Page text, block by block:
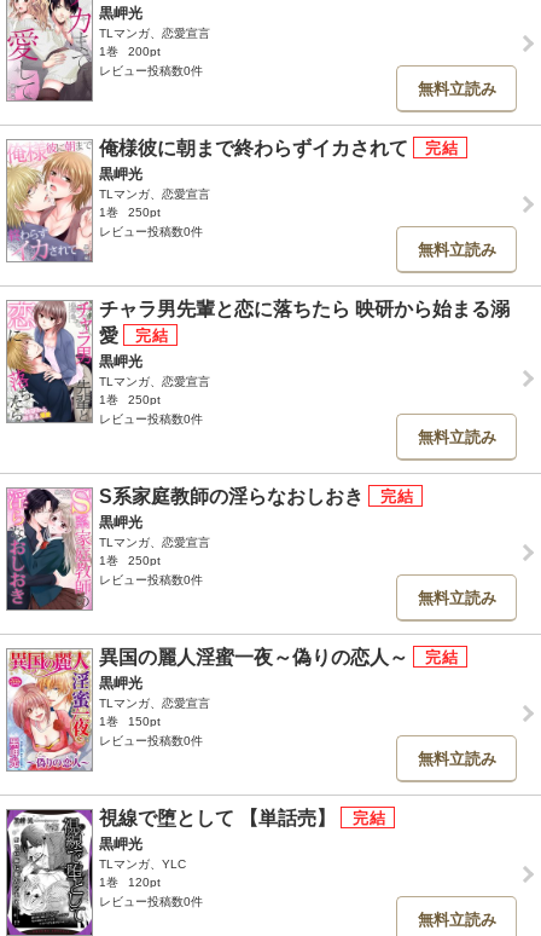
黒岬光
TLマンガ、恋愛宣言
1巻
200pt
レビュー投稿数0件
無料立読み
俺様彼に朝まで終わらずイカされて
黒岬光
TLマンガ、恋愛宣言
1巻
250pt
レビュー投稿数0件
無料立読み
チャラ男先輩と恋に落ちたら 映研から始まる溺
愛
黒岬光
TLマンガ、恋愛宣言
1巻
250pt
レビュー投稿数0件
無料立読み
S系家庭教師の淫らなおしおき
黒岬光
TLマンガ、恋愛宣言
1巻
250pt
レビュー投稿数0件
無料立読み
異国の麗人淫蜜一夜～偽りの恋人～
黒岬光
TLマンガ、恋愛宣言
1巻
150pt
レビュー投稿数0件
無料立読み
視線で堕として 【単話売】
黒岬光
TLマンガ、YLC
1巻
120pt
レビュー投稿数0件
無料立読み